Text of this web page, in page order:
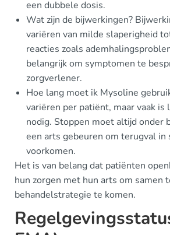
een dubbele dosis.
Wat zijn de bijwerkingen?
variëren van milde slaperigheid
reacties zoals
belangrijk om symptomen te
zorgverlener.
Hoe lang moet ik Mysoline
variëren per patiënt, maar vaak is
nodig. Stoppen moet altijd onder
een arts gebeuren om terugval in
voorkomen.
Het is van belang dat patiënten
hun zorgen met hun arts om samen
behandelstrategie te komen.